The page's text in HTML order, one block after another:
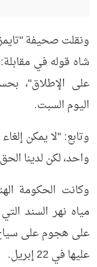
ونقلت صحيفة
شاه قوله في
على الإطلاق"،
اليوم السبت.
وتابع: "لا يمكن
واحد، لكن لدينا
وكانت الحكومة
مياه نهر السند
على هجوم على
عليها في 22 إبريل.